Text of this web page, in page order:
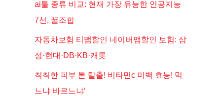
ai툴 종류 비교: 현재 가장 유능한 인공지능
7선, 꿀조합
자동차보험 티맵할인 네이버맵할인 보험: 삼
성·현대·DB·KB·캐롯
칙칙한 피부 톤 탈출! 비타민c 미백 효능! 먹
느냐 바르느냐’